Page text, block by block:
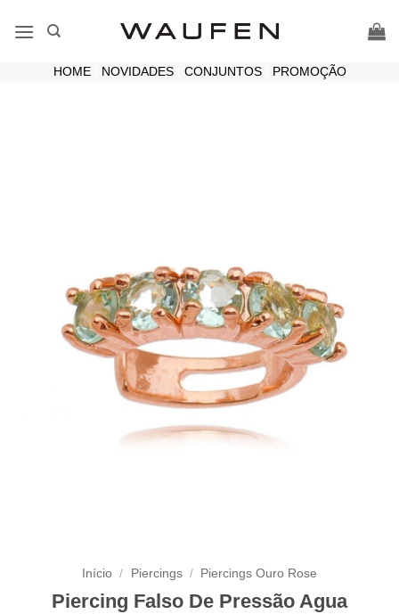
HOME| NOVIDADES| CONJUNTOS| PROMOÇÃO
Início / Piercings / Piercings Ouro Rose
Piercing Falso De Pressão Agua